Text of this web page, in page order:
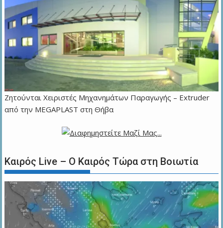
Zητούνται Χειριστές Μηχανημάτων Παραγωγής – Extruder
από την MEGAPLAST στη Θήβα
Καιρός Live – Ο Καιρός Τώρα στη Βοιωτία